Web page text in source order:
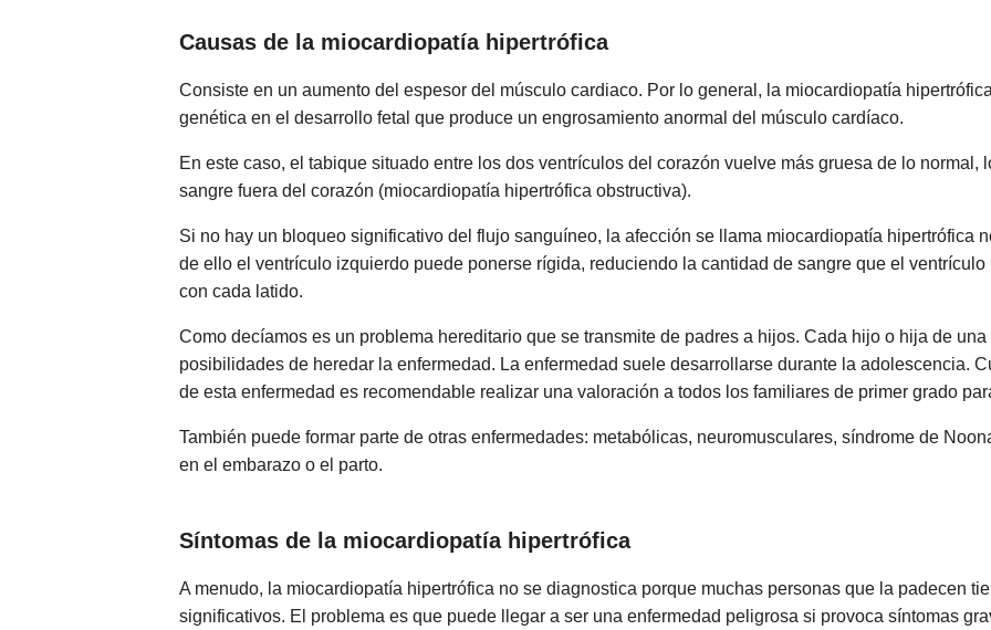
Causas de la miocardiopatía hipertrófica
Consiste en un aumento del espesor del músculo cardiaco. Por lo general, la miocardiopatía
genética en el desarrollo fetal que produce un engrosamiento anormal del músculo cardíaco.
En este caso, el tabique situado entre los dos ventrículos del corazón vuelve más gruesa de lo normal,
sangre fuera del corazón (miocardiopatía hipertrófica obstructiva).
Si no hay un bloqueo significativo del flujo sanguíneo, la afección se llama miocardiopatía hipertrófica
de ello el ventrículo izquierdo puede ponerse rígida, reduciendo la cantidad de sangre que el
con cada latido.
Como decíamos es un problema hereditario que se transmite de padres a hijos. Cada hijo o hija de
posibilidades de heredar la enfermedad. La enfermedad suele desarrollarse durante la adolescencia.
de esta enfermedad es recomendable realizar una valoración a todos los familiares de primer grado
También puede formar parte de otras enfermedades: metabólicas, neuromusculares, síndrome de
en el embarazo o el parto.
Síntomas de la miocardiopatía hipertrófica
A menudo, la miocardiopatía hipertrófica no se diagnostica porque muchas personas que la padecen
significativos. El problema es que puede llegar a ser una enfermedad peligrosa si provoca síntomas